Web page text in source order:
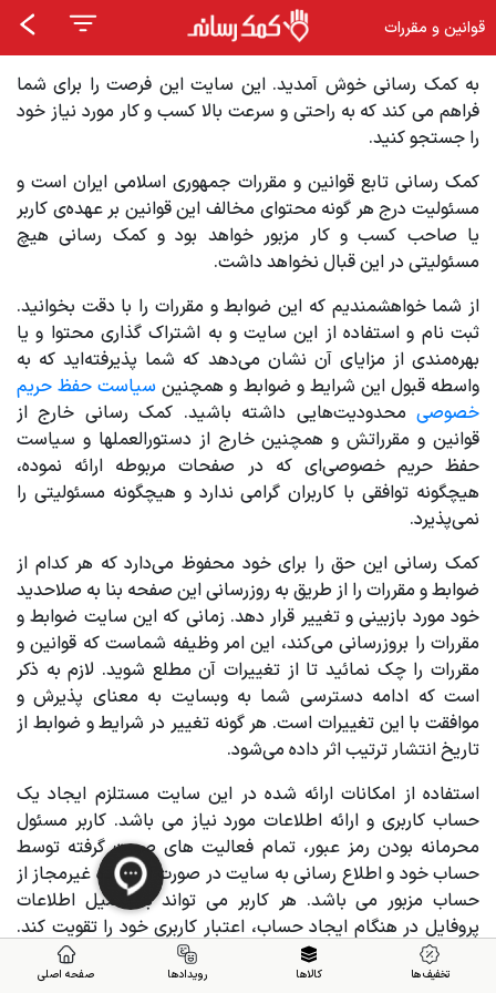
قوانین و مقررات
به کمک رسانی خوش آمدید. این سایت این فرصت را برای شما
فراهم می کند که به راحتی و سرعت بالا کسب و کار مورد نیاز خود
را جستجو کنید.
کمک رسانی تابع قوانین و مقررات جمهوری اسلامی ایران است و
مسئولیت درج هر گونه محتوای مخالف این قوانین بر عهده‌ی کاربر
یا صاحب کسب و کار مزبور خواهد بود و کمک رسانی هیچ
مسئولیتی در این قبال نخواهد داشت.
از شما خواهشمندیم که این ضوابط و مقررات را با دقت بخوانید.
ثبت نام و استفاده از این سایت و به اشتراک گذاری محتوا و یا
بهره‌مندی از مزایای آن نشان می‌دهد که شما پذیرفته‌اید که به
واسطه قبول این شرایط و ضوابط و همچنین سیاست حفظ حریم
خصوصی محدودیت‌هایی داشته باشید. کمک رسانی خارج از
قوانین و مقرراتش و همچنین خارج از دستورالعملها و سیاست
حفظ حریم خصوصی‌ای که در صفحات مربوطه ارائه نموده،
هیچگونه توافقی با کاربران گرامی ندارد و هیچگونه مسئولیتی را
نمی‌پذیرد.
کمک رسانی این حق را برای خود محفوظ می‌دارد که هر کدام از
ضوابط و مقررات را از طریق به روزرسانی این صفحه بنا به صلاحدید
خود مورد بازبینی و تغییر قرار دهد. زمانی که این سایت ضوابط و
مقررات را بروزرسانی می‌کند، این امر وظیفه شماست که قوانین و
مقررات را چک نمائید تا از تغییرات آن مطلع شوید. لازم به ذکر
است که ادامه دسترسی شما به وبسایت به معنای پذیرش و
موافقت با این تغییرات است. هر گونه تغییر در شرایط و ضوابط از
تاریخ انتشار ترتیب اثر داده می‌شود.
استفاده از امکانات ارائه شده در این سایت مستلزم ایجاد یک
حساب کاربری و ارائه اطلاعات مورد نیاز می باشد. کاربر مسئول
محرمانه بودن رمز عبور، تمام فعالیت های صورت گرفته توسط
حساب خود و اطلاع رسانی به سایت در صورت استفاده غیرمجاز از
حساب مزبور می باشد. هر کاربر می تواند با تکمیل اطلاعات
پروفایل در هنگام ایجاد حساب، اعتبار کاربری خود را تقویت کند.
عواقب ناشی از انتشار اطلاعات شخصی و محرمانه توسط کاربران
بر عهده شخص کاربر می باشد و کمک رسانی هیچ مسئولیتی در
تخفیف ها کالاها رویدادها صفحه اصلی